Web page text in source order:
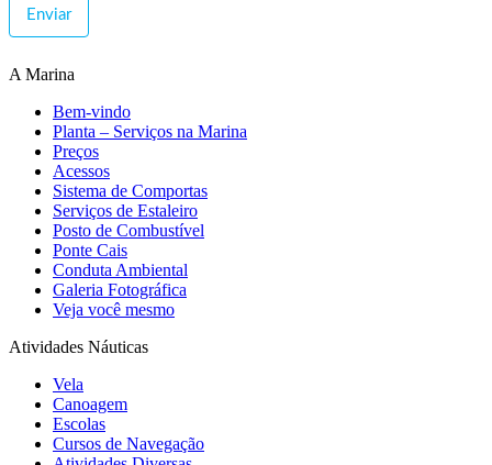
Enviar
A Marina
Bem-vindo
Planta – Serviços na Marina
Preços
Acessos
Sistema de Comportas
Serviços de Estaleiro
Posto de Combustível
Ponte Cais
Conduta Ambiental
Galeria Fotográfica
Veja você mesmo
Atividades Náuticas
Vela
Canoagem
Escolas
Cursos de Navegação